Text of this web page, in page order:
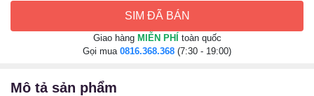
SIM ĐÃ BÁN
Giao hàng MIỄN PHÍ toàn quốc
Gọi mua 0816.368.368 (7:30 - 19:00)
mô tả sản phẩm